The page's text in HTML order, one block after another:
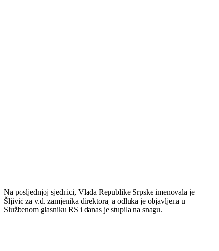
Na posljednjoj sjednici, Vlada Republike Srpske imenovala je
Šljivić za v.d. zamjenika direktora, a odluka je objavljena u
Službenom glasniku RS i danas je stupila na snagu.